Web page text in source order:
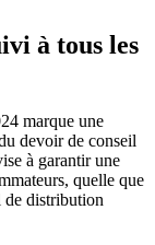
à tous les
marque une
devoir de conseil
à garantir une
quelle que
de distribution